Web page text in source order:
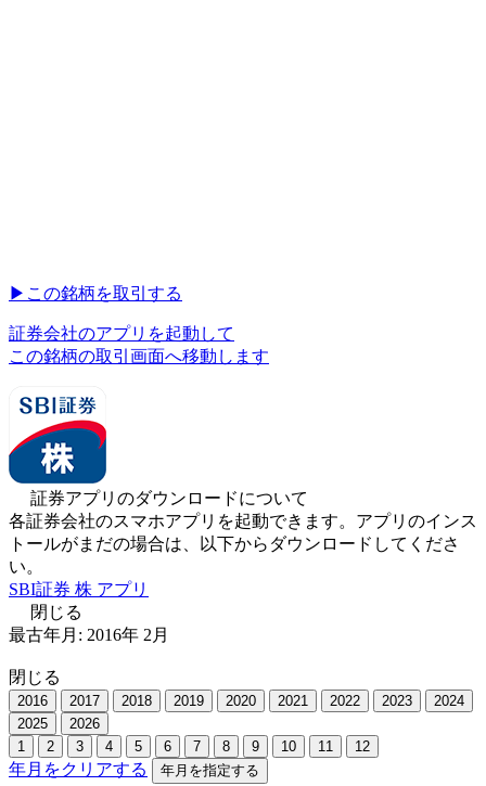
▶︎ この銘柄を取引する
証券会社のアプリを起動して
この銘柄の取引画面へ移動します
証券アプリのダウンロードについて
各証券会社のスマホアプリを起動できます。アプリのインス
トールがまだの場合は、以下からダウンロードしてくださ
い。
SBI証券 株 アプリ
閉じる
最古年月: 2016年 2 月
閉じる
2016 2017 2018 2019 2020 2021 2022 2023
2024
2025
2026
1
2 3 4 5 6 7 8 9 10 11 12
年月をクリアする 年月を指定する